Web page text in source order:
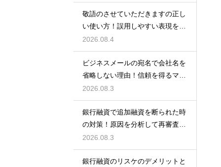
敬語のさせていただきますの正し
い使い方！誤用しやすい表現を理
解する術
2026.08.4
ビジネスメールの宛名で会社名を
省略しない理由！信頼を得るマナ
ー
2026.08.3
銀行融資で追加融資を断られた時
の対策！原因を分析して再審査を
狙う
2026.08.3
銀行融資のリスケのデメリットと